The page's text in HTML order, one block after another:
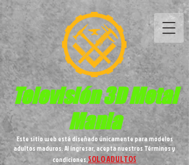
Televisión 3DMetal
Mania
Este sitio web está diseñado únicamente para modelos
adultos maduros. Al ingresar, acepta nuestros Términos y
condiciones,SOLO ADULTOS